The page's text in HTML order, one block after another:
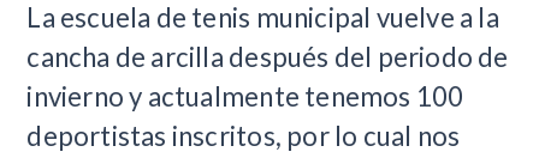
La escuela de tenis municipal vuelve a la
cancha de arcilla después del periodo de
invierno y actualmente tenemos 100
deportistas inscritos, por lo cual nos